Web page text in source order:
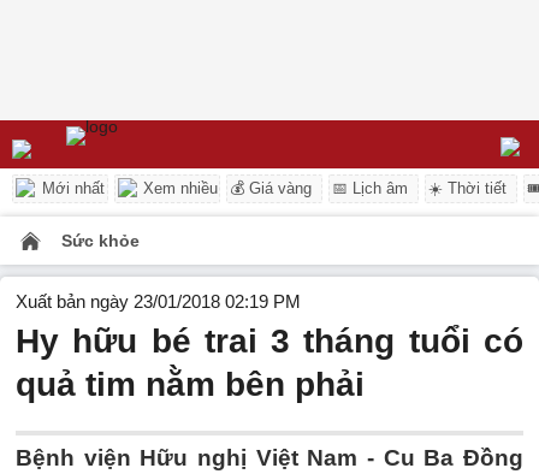
Mới nhất Xem nhiều 💰 Giá vàng 📅 Lịch âm ☀️ Thời tiết
Sức khỏe
Xuất bản ngày 23/01/2018 02:19 PM
Hy hữu bé trai 3 tháng tuổi có
quả tim nằm bên phải
Bệnh viện Hữu nghị Việt Nam - Cu Ba Đồng